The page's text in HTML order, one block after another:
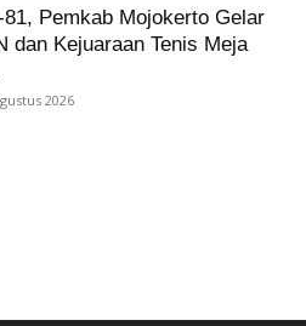
Pemkab Mojokerto Gelar
dan Kejuaraan Tenis Meja
2026